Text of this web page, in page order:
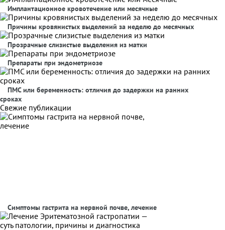
Имплантационное кровотечение или месячные
Причины кровянистых выделений за неделю до месячных
Прозрачные слизистые выделения из матки
Препараты при эндометриозе
ПМС или беременность: отличия до задержки на ранних
сроках
Свежие публикации
Симптомы гастрита на нервной почве, лечение